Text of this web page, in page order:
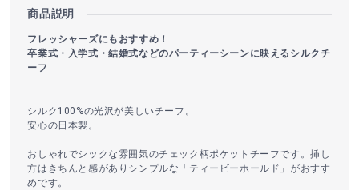
商品説明
フレッシャーズにもおすすめ！
卒業式・入学式・結婚式などのパーティーシーンに映えるシルクチ
ーフ
シルク100%の光沢が美しいチーフ。
安心の日本製。
おしゃれでシックな雰囲気のチェック柄ポケットチーフです。挿し
方はきちんと感がありシンプルな「ティービーホールド」がおすす
めです。